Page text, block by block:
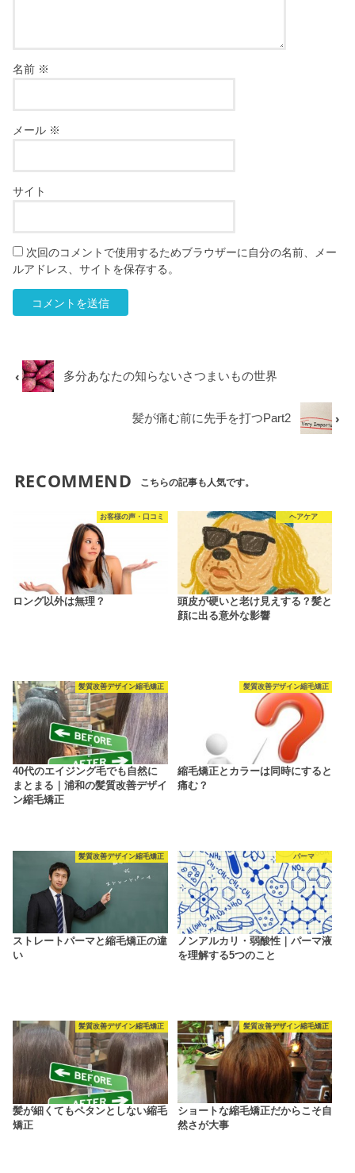
名前 ※
メール ※
サイト
次回のコメントで使用するためブラウザーに自分の名前、メー
ルアドレス、サイトを保存する。
多分あなたの知らないさつまいもの世界
髪が痛む前に先手を打つPart2
RECOMMEND こちらの記事も人気です。
お客様の声・口コミ
ロング以外は無理？
ヘアケア
頭皮が硬いと老け見えする？髪と
顔に出る意外な影響
髪質改善デザイン縮毛矯正
40代のエイジング毛でも自然に
まとまる｜浦和の髪質改善デザイ
ン縮毛矯正
髪質改善デザイン縮毛矯正
縮毛矯正とカラーは同時にすると
痛む？
髪質改善デザイン縮毛矯正
ストレートパーマと縮毛矯正の違
い
パーマ
ノンアルカリ・弱酸性｜パーマ液
を理解する5つのこと
髪質改善デザイン縮毛矯正
髪が細くてもペタンとしない縮毛
矯正
髪質改善デザイン縮毛矯正
ショートな縮毛矯正だからこそ自
然さが大事